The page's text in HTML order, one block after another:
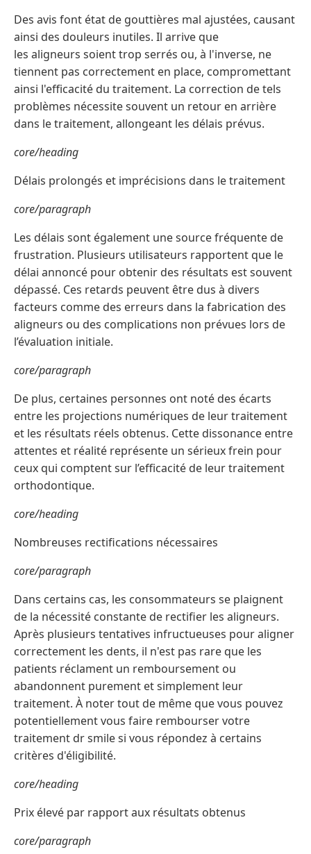
Des avis font état de gouttières mal ajustées, causant
ainsi des douleurs inutiles. Il arrive que
les aligneurs soient trop serrés ou, à l'inverse, ne
tiennent pas correctement en place, compromettant
ainsi l'efficacité du traitement. La correction de tels
problèmes nécessite souvent un retour en arrière
dans le traitement, allongeant les délais prévus.
core/heading
Délais prolongés et imprécisions dans le traitement
core/paragraph
Les délais sont également une source fréquente de
frustration. Plusieurs utilisateurs rapportent que le
délai annoncé pour obtenir des résultats est souvent
dépassé. Ces retards peuvent être dus à divers
facteurs comme des erreurs dans la fabrication des
aligneurs ou des complications non prévues lors de
l’évaluation initiale.
core/paragraph
De plus, certaines personnes ont noté des écarts
entre les projections numériques de leur traitement
et les résultats réels obtenus. Cette dissonance entre
attentes et réalité représente un sérieux frein pour
ceux qui comptent sur l’efficacité de leur traitement
orthodontique.
core/heading
Nombreuses rectifications nécessaires
core/paragraph
Dans certains cas, les consommateurs se plaignent
de la nécessité constante de rectifier les aligneurs.
Après plusieurs tentatives infructueuses pour aligner
correctement les dents, il n'est pas rare que les
patients réclament un remboursement ou
abandonnent purement et simplement leur
traitement. À noter tout de même que vous pouvez
potentiellement vous faire rembourser votre
traitement dr smile si vous répondez à certains
critères d'éligibilité.
core/heading
Prix élevé par rapport aux résultats obtenus
core/paragraph